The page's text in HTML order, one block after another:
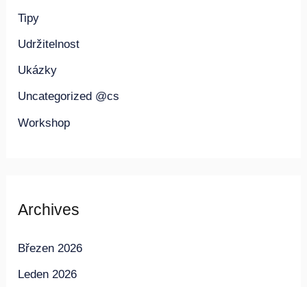
Tipy
Udržitelnost
Ukázky
Uncategorized @cs
Workshop
Archives
Březen 2026
Leden 2026